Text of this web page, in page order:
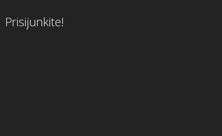
Prisijunkite!